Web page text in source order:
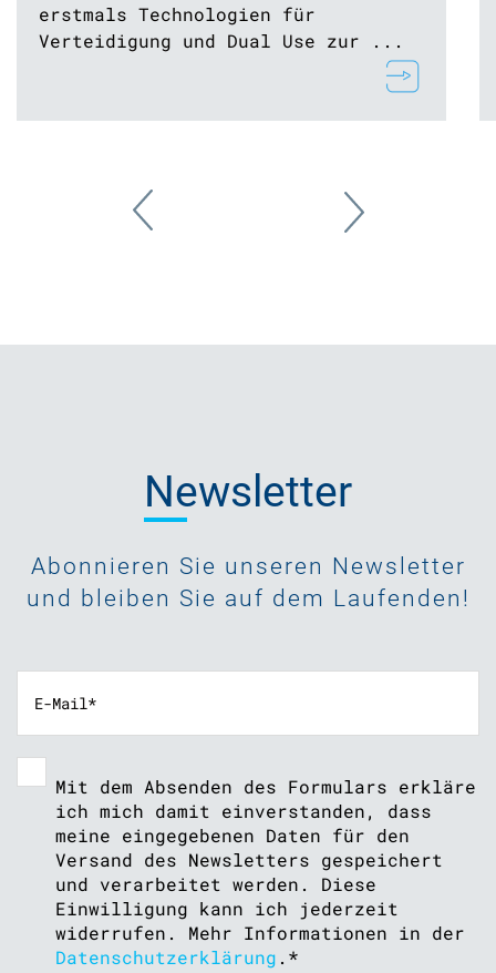
erstmals Technologien für
Verteidigung und Dual Use zur ...
Newsletter
Abonnieren Sie unseren Newsletter
und bleiben Sie auf dem Laufenden!
Mit dem Absenden des Formulars erkläre
ich mich damit einverstanden, dass
meine eingegebenen Daten für den
Versand des Newsletters gespeichert
und verarbeitet werden. Diese
Einwilligung kann ich jederzeit
widerrufen. Mehr Informationen in der
Datenschutzerklärung . *